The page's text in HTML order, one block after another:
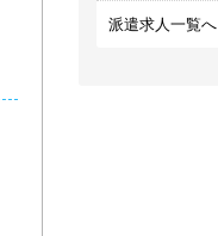
派遣求人一覧へ